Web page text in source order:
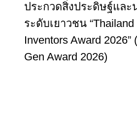
ประกวดสิ่งประดิษฐ์และ
ระดับเยาวชน
Inventors Award 2026”
Gen Award 2026)